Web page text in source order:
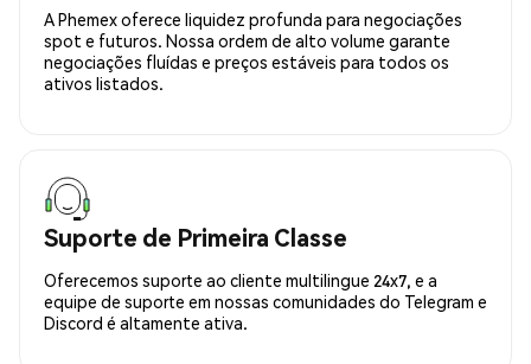
A Phemex oferece liquidez profunda para negociações
spot e futuros. Nossa ordem de alto volume garante
negociações fluídas e preços estáveis para todos os
ativos listados.
Suporte de Primeira Classe
Oferecemos suporte ao cliente multilingue 24x7, e a
equipe de suporte em nossas comunidades do Telegram e
Discord é altamente ativa.